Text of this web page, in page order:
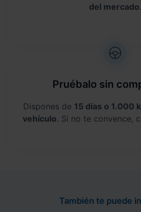
del mercado.
Pruébalo sin
Dispones de 15 días o 1.000
vehículo. Si no te convence,
También te puede